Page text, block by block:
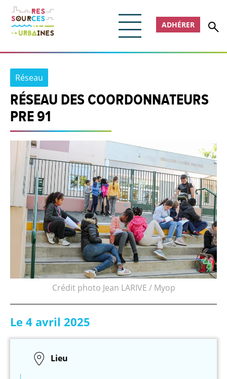
ADHÉRER
Réseau
RÉSEAU DES COORDONNATEURS
PRE 91
Crédit photo Jean LARIVE / Myop
Le 4 avril 2025
Lieu